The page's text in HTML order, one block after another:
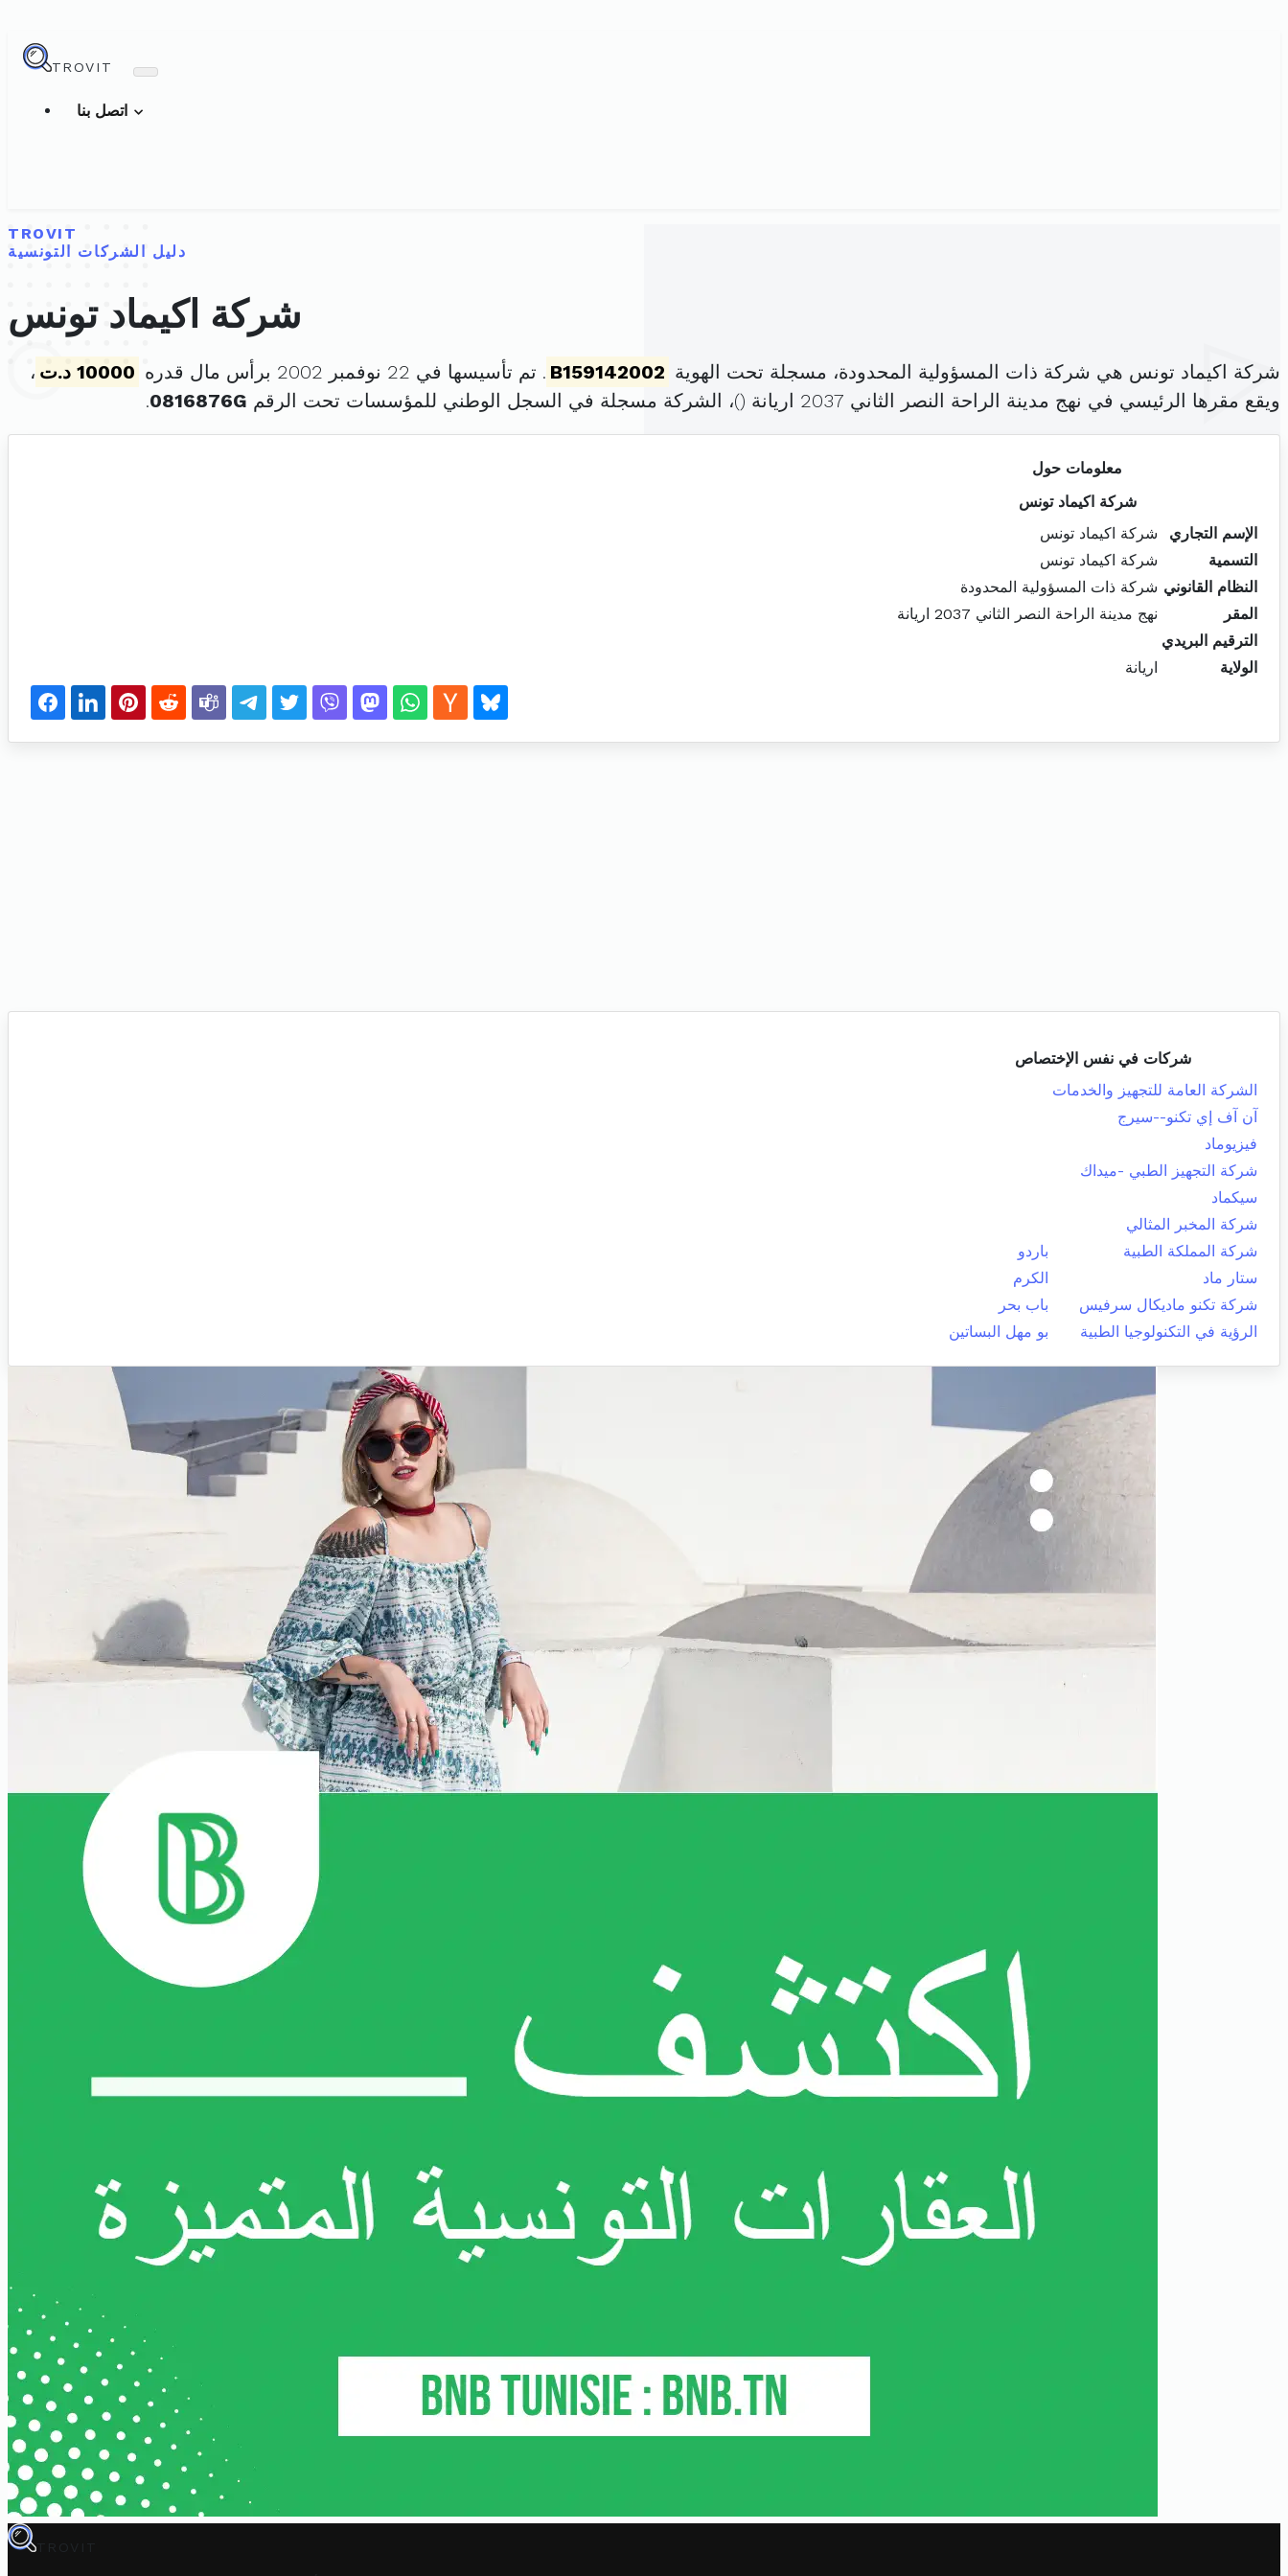
TROVIT
TROVIT
دليل الشركات التونسية
شركة اكيماد تونس
شركة اكيماد تونس هي شركة ذات المسؤولية المحدودة، مسجلة تحت الهوية B159142002 . تم تأسيسها في 22 نوفمبر 2002 برأس مال قدره 10000 د.ت
،
ويقع مقرها الرئيسي في نهج مدينة الراحة النصر الثاني 2037 اريانة (
)، الشركة مسجلة في السجل الوطني للمؤسسات تحت الرقم 0816876G
.
معلومات حول
شركة اكيماد تونس
الإسم التجاري
شركة اكيماد تونس
التسمية
شركة اكيماد تونس
النظام القانوني شركة ذات المسؤولية المحدودة
المقر
نهج مدينة الراحة النصر الثاني 2037 اريانة
الترقيم البريدي
الولاية
اريانة
شركات في نفس الإختصاص
الشركة العامة للتجهيز والخدمات
آن آف إي تكنو--سيرج
فيزيوماد
شركة التجهيز الطبي -ميداك
سيكماد
شركة المخبر المثالي
شركة المملكة الطبية
باردو
ستار ماد
الكرم
شركة تكنو ماديكال سرفيس
باب بحر
الرؤية في التكنولوجيا الطبية
بو مهل البساتين
TROVIT